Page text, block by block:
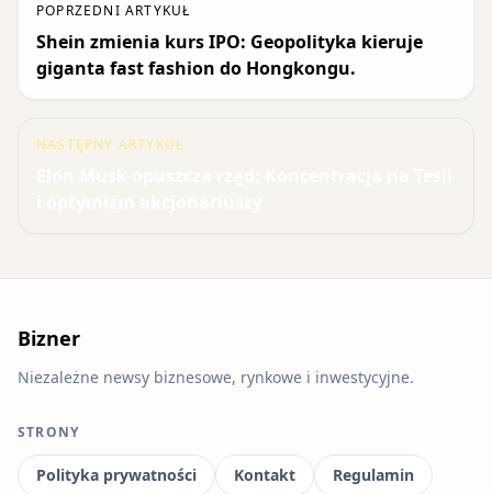
POPRZEDNI ARTYKUŁ
Shein zmienia kurs IPO: Geopolityka kieruje
giganta fast fashion do Hongkongu.
NASTĘPNY ARTYKUŁ
Bizner
Niezależne newsy biznesowe, rynkowe i inwestycyjne.
STRONY
Polityka prywatności Kontakt Regulamin